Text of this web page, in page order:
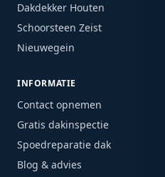
Dakdekker Houten
Schoorsteen Zeist
Nieuwegein
INFORMATIE
Contact opnemen
Gratis dakinspectie
Spoedreparatie dak
Blog & advies